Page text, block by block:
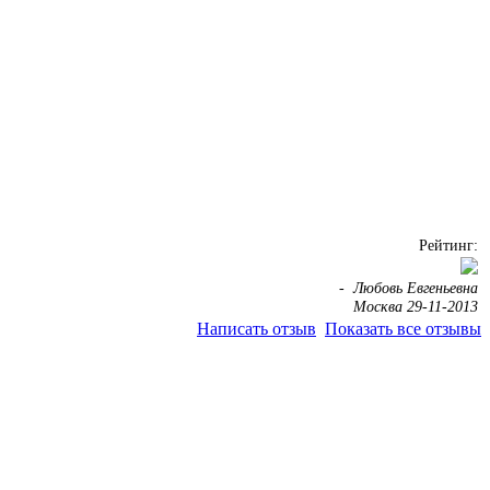
Рейтинг:
- Любовь Евгеньевна
Москва 29-11-2013
Написать отзыв Показать все отзывы